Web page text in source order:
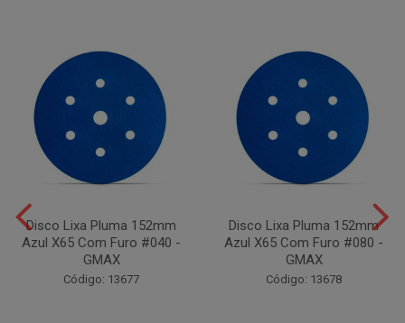
Disco Lixa Pluma 152mm
Azul X65 Com Furo #040 -
GMAX
Código: 13677
Disco Lixa Pluma 152mm
Azul X65 Com Furo #080 -
GMAX
Código: 13678